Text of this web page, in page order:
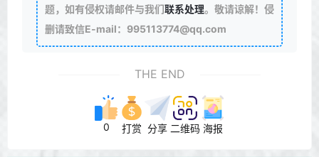
题，如有侵权请邮件与我们联系处理。敬请谅解！侵
删请致信E-mail：995113774@qq.com
THE END
0 打赏 分享 二维码 海报